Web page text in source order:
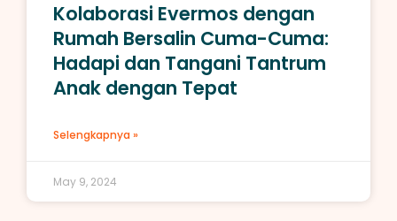
Kolaborasi Evermos dengan
Rumah Bersalin Cuma-Cuma:
Hadapi dan Tangani Tantrum
Anak dengan Tepat
Selengkapnya »
May 9, 2024